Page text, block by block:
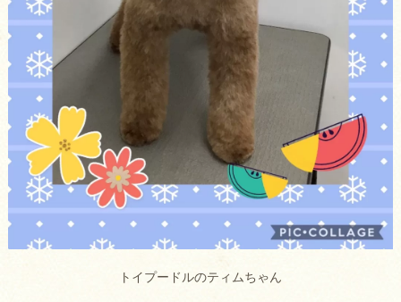
トイプードルのティムちゃん